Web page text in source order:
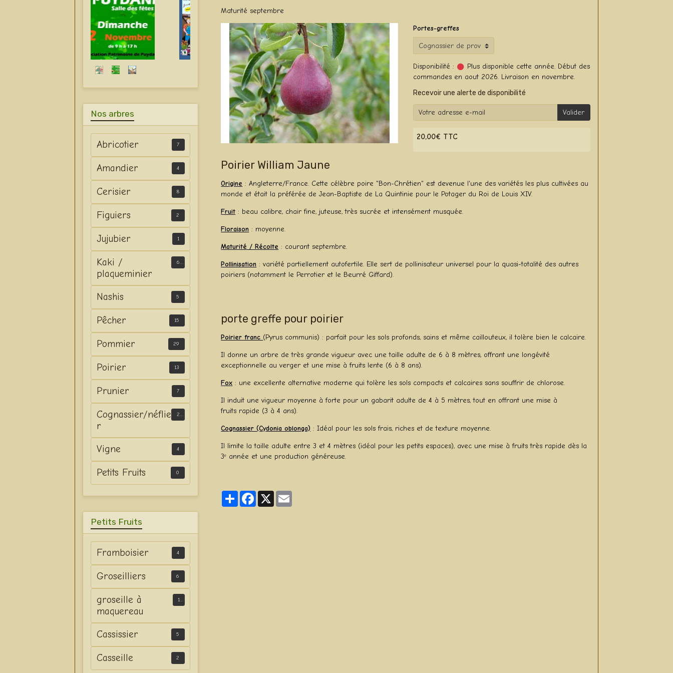
Maturité septembre
Portes-greffes
Disponibilité :
Plus disponible cette année. Début des
commandes en aout 2026. Livraison en novembre.
Recevoir une alerte de disponibilité
Valider
20,00€ TTC
Poirier William Jaune
Origine : Angleterre/France. Cette célèbre poire "Bon-Chrétien" est devenue l'une des variétés les plus cultivées au
monde et était la préférée de Jean-Baptiste de La Quintinie pour le Potager du Roi de Louis XIV.
Fruit : beau calibre, chair fine, juteuse, très sucrée et intensément musquée.
Floraison : moyenne.
Maturité / Récolte : courant septembre.
Pollinisation : variété partiellement autofertile. Elle sert de pollinisateur universel pour la quasi-totalité des autres
poiriers (notamment le Perrotier et le Beurré Giffard).
porte greffe pour poirier
Poirier franc (Pyrus communis) : parfait pour les sols profonds, sains et même caillouteux, il tolère bien le calcaire.
Il donne un arbre de très grande vigueur avec une taille adulte de 6 à 8 mètres, offrant une longévité
exceptionnelle au verger et une mise à fruits lente (6 à 8 ans).
Fox : une excellente alternative moderne qui tolère les sols compacts et calcaires sans souffrir de chlorose.
Il induit une vigueur moyenne à forte pour un gabarit adulte de 4 à 5 mètres, tout en offrant une mise à
fruits rapide (3 à 4 ans).
Cognassier (Cydonia oblonga) : Idéal pour les sols frais, riches et de texture moyenne.
Il limite la taille adulte entre 3 et 4 mètres (idéal pour les petits espaces), avec une mise à fruits très rapide dès la
3ᵉ année et une production généreuse.
PartagerFacebook
X
Nos arbres
Abricotier 7
Amandier 4
Cerisier 8
Figuiers 2
Jujubier 1
Kaki /
plaqueminier
6
Nashis 5
Pêcher 15
Pommier 29
Poirier 13
Prunier 7
Cognassier/néflie
r
2
Vigne 4
Petits Fruits 0
Petits Fruits
Framboisier 4
Groseilliers 6
groseille à
maquereau
1
Cassissier 5
Casseille 2